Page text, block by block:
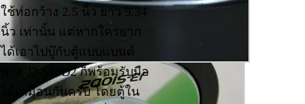
ใช้ท่อกว้าง 2.5 นิ้ว ยาว 9.34
นิ้ว เท่านั้น แต่หากใครยาก
ได้เอาไปบู๊กับตู้แบบแบนด์
พาส J3-S10D2 ก็พร้อมรับมือ
ได้เหมือนกันครับ โดยตู้ใน